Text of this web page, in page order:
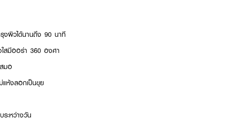
รุงผิวได้นานถึง 90 นาที
ใสมีออร่า 360 องศา
มอ
ห้งลอกเป็นขุย
ระหว่างวัน